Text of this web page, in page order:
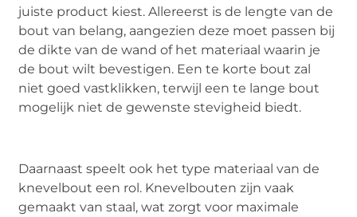
juiste product kiest. Allereerst is de lengte van de
bout van belang, aangezien deze moet passen bij
de dikte van de wand of het materiaal waarin je
de bout wilt bevestigen. Een te korte bout zal
niet goed vastklikken, terwijl een te lange bout
mogelijk niet de gewenste stevigheid biedt.
Daarnaast speelt ook het type materiaal van de
knevelbout een rol. Knevelbouten zijn vaak
gemaakt van staal, wat zorgt voor maximale